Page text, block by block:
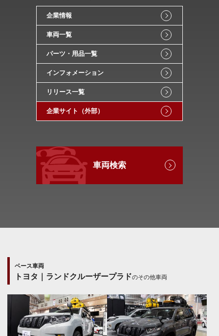
企業情報
車両一覧
パーツ・用品一覧
インフォメーション
リリース一覧
企業サイト（外部）
車両検索
ベース車両
トヨタ｜ランドクルーザープラドのその他車両